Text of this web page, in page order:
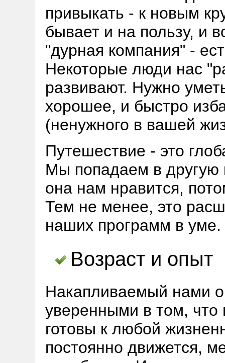
привыкать - к новым
бывает и на пользу, и
"дурная компания" -
Некоторые люди нас
развивают. Нужно
хорошее, и быстро
(ненужного в вашей
Путешествие - это
Мы попадаем в другую
она нам нравится,
Тем не менее, это
наших программ в уме.
Возраст и опыт
Накапливаемый нами
уверенными в том,
готовы к любой
постоянно движется,